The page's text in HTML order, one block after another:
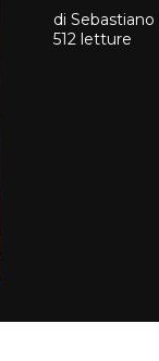
di
512 letture